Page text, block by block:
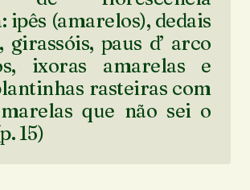
ipês (amarelos), dedais
girassóis, paus d’ arco
ixoras amarelas e
rasteiras com
que não sei o
15)